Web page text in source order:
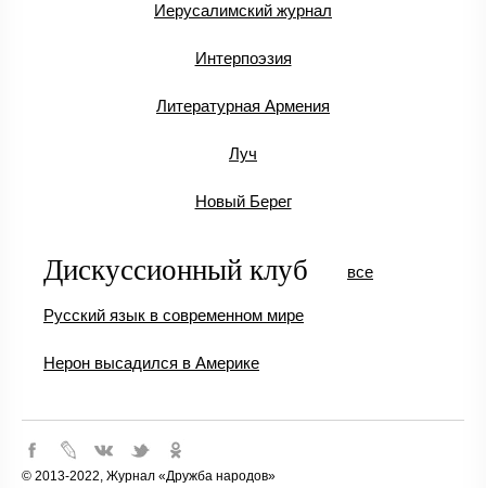
Иерусалимский журнал
Интерпоэзия
Литературная Армения
Луч
Новый Берег
Дискуссионный клуб
Русский язык в современном мире
Нерон высадился в Америке
все
© 2013-2022, Журнал «Дружба народов»